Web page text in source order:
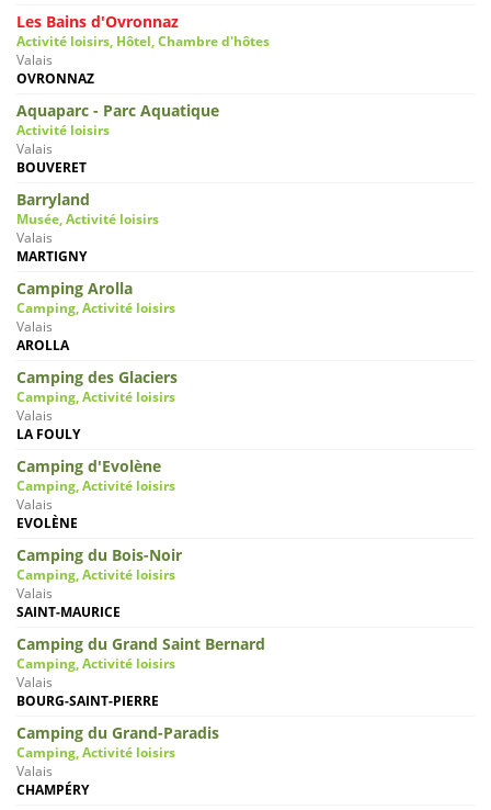
Les Bains d'Ovronnaz
Activité loisirs, Hôtel, Chambre d'hôtes
Valais
OVRONNAZ
Aquaparc - Parc Aquatique
Activité loisirs
Valais
BOUVERET
Barryland
Musée, Activité loisirs
Valais
MARTIGNY
Camping Arolla
Camping, Activité loisirs
Valais
AROLLA
Camping des Glaciers
Camping, Activité loisirs
Valais
LA FOULY
Camping d'Evolène
Camping, Activité loisirs
Valais
EVOLÈNE
Camping du Bois-Noir
Camping, Activité loisirs
Valais
SAINT-MAURICE
Camping du Grand Saint Bernard
Camping, Activité loisirs
Valais
BOURG-SAINT-PIERRE
Camping du Grand-Paradis
Camping, Activité loisirs
Valais
CHAMPÉRY